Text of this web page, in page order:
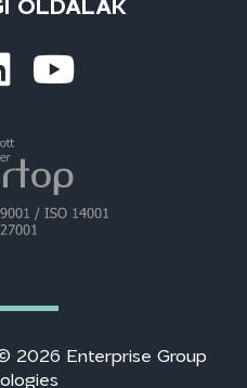
2026 Enterprise Group